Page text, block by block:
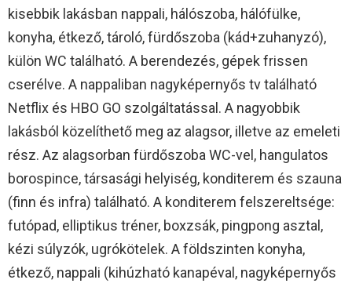
kisebbik lakásban nappali, hálószoba, hálófülke,
konyha, étkező, tároló, fürdőszoba (kád+zuhanyzó),
külön WC található. A berendezés, gépek frissen
cserélve. A nappaliban nagyképernyős tv található
Netflix és HBO GO szolgáltatással. A nagyobbik
lakásból közelíthető meg az alagsor, illetve az emeleti
rész. Az alagsorban fürdőszoba WC-vel, hangulatos
borospince, társasági helyiség, konditerem és szauna
(finn és infra) található. A konditerem felszereltsége:
futópad, elliptikus tréner, boxzsák, pingpong asztal,
kézi súlyzók, ugrókötelek. A földszinten konyha,
étkező, nappali (kihúzható kanapéval, nagyképernyős